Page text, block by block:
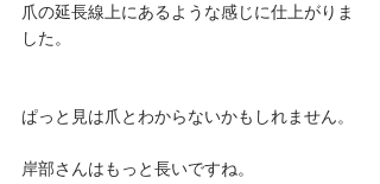
爪の延長線上にあるような感じに仕上がりま
した。
ぱっと見は爪とわからないかもしれません。
岸部さんはもっと長いですね。